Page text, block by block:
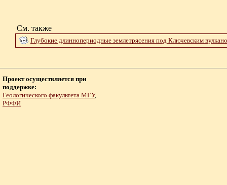
См. также
Глубокие длиннопериодные землетрясения под Ключевским
Проект осуществляется при
поддержке:
Геологического факультета МГУ,
РФФИ